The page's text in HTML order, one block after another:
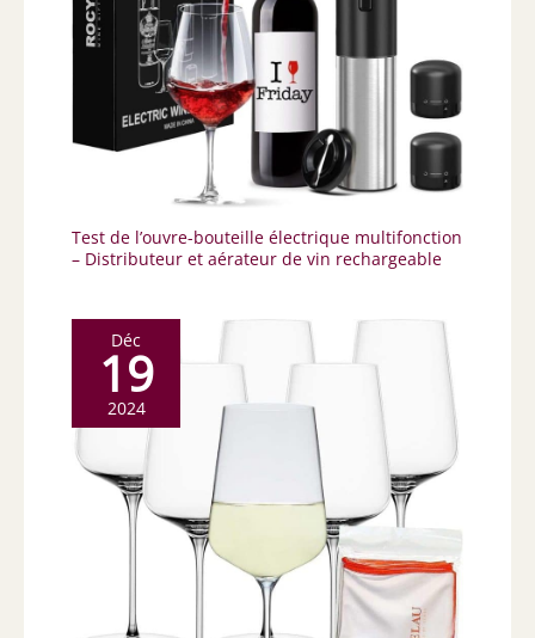
Test de l’ouvre-bouteille électrique multifonction
– Distributeur et aérateur de vin rechargeable
Déc
19
2024